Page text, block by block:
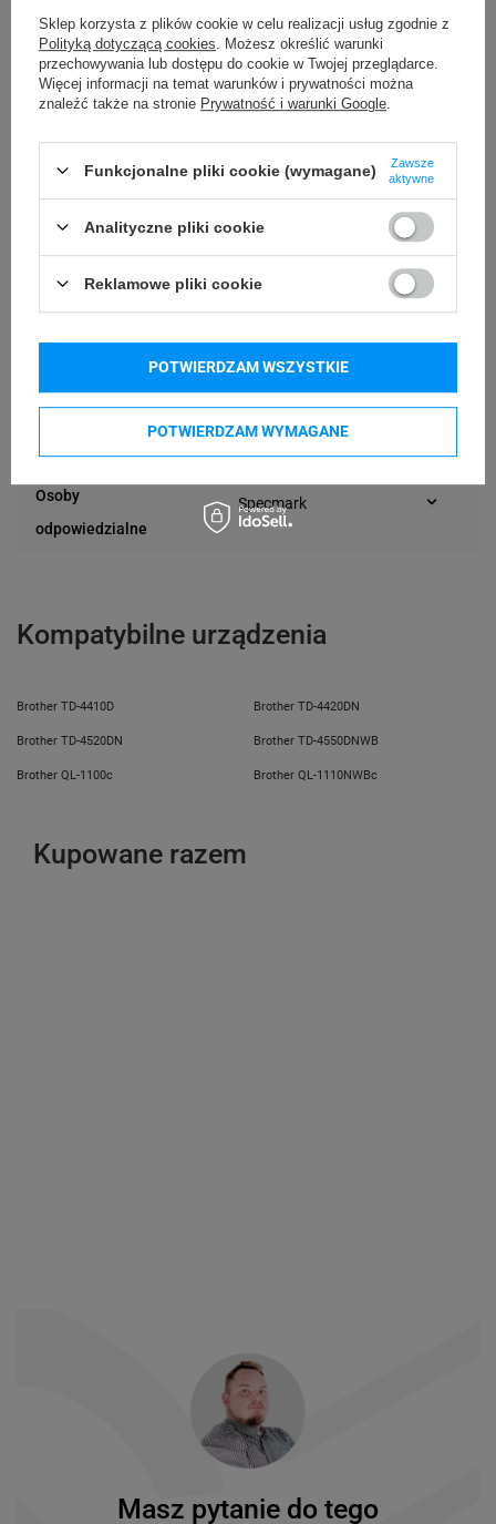
Kolor taśmy Biały
Wariant Zamiennik
Wewnątrz
Szerokość taśmy 102 mm
Materiał Papier
Rodzaj kleju taśmy Standardowy
Podmiot
Bielska 210
telefon: 730811399
e-mail: gspr@ptmb.pl
Osoby
odpowiedzialne
Specmark
Bielska 210
Kompatybilne urządzenia
Brother TD-4410D Brother TD-4420DN
Brother TD-4520DN Brother TD-4550DNWB
Brother QL-1100c Brother QL-1110NWBc
Kupowane razem
Masz pytanie do tego
Sklep korzysta z plików cookie w celu realizacji usług zgodnie z
Polityką dotyczącą cookies . Możesz określić warunki
przechowywania lub dostępu do cookie w Twojej przeglądarce.
Więcej informacji na temat warunków i prywatności można
znaleźć także na stronie Prywatność i warunki Google
Funkcjonalne pliki cookie (wymagane)
Zawsze
aktywne
Analityczne pliki cookie
Reklamowe pliki cookie
POTWIERDZAM WYMAGANE
POTWIERDZAM WSZYSTKIE